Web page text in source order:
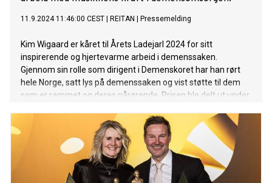
11.9.2024 11:46:00 CEST REITAN Pressemelding
Kim Wigaard er kåret til Årets Ladejarl 2024 for sitt
inspirerende og hjertevarme arbeid i demenssaken.
Gjennom sin rolle som dirigent i Demenskoret har han rørt
hele Norge, satt lys på demenssaken og vist støtte til dem
som er rammet og deres pårørende. Prisen ble delt ut under